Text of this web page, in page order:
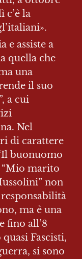
c’è la
e assiste a
quella che
una
il suo
a cui
Nel
di carattere
buonuomo
“Mio marito
non
ma è una
fino all’8
Fascisti,
si sono